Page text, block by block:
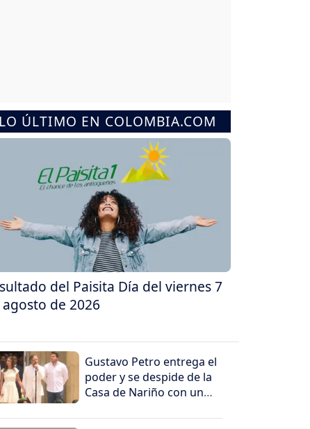
LO ÚLTIMO EN COLOMBIA.COM
del Paisita Día del viernes 7
de 2026
Gustavo Petro entrega el
poder y se despide de la
Casa de Nariño con un